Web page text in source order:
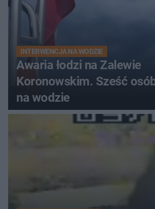
INTERWENCJA NA WODZIE
Awaria łodzi na Zalewie
Koronowskim. Sześć
na wodzie